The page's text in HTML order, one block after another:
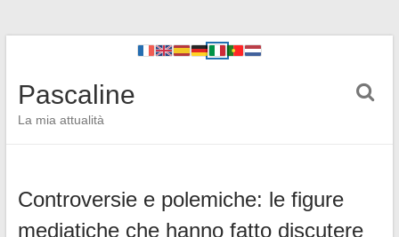
Pascaline
La mia attualità
Controversie e polemiche: le figure
mediatiche che hanno fatto discutere